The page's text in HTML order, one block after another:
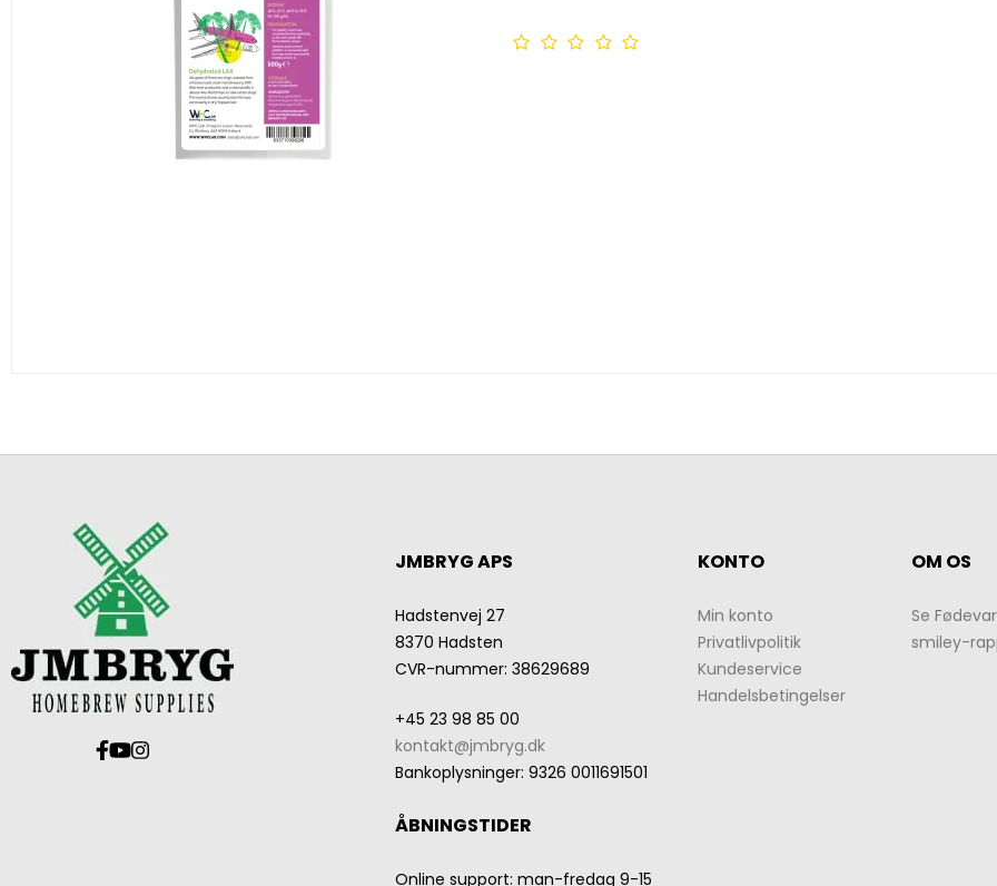
JMBRYG APS
Hadstenvej 27
8370 Hadsten
CVR-nummer: 38629689
+45 23 98 85 00
kontakt@jmbryg.dk
Bankoplysninger: 9326 0011691501
ÅBNINGSTIDER
Online support: man-fredag 9-15
KONTO
Min konto
Privatlivpolitik
Kundeservice
Handelsbetingelser
OM OS
Se
smiley-